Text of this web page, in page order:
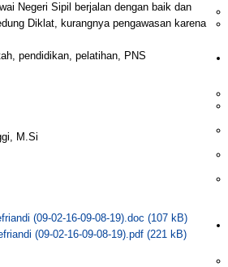
Negeri Sipil berjalan dengan baik dan
Diklat, kurangnya pengawasan karena
pendidikan, pelatihan, PNS
M.Si
(09-02-16-09-08-19).doc (107 kB)
(09-02-16-09-08-19).pdf (221 kB)